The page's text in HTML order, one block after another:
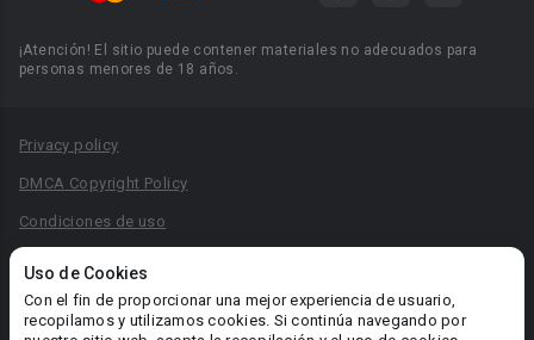
Uso de Cookies
Con el fin de proporcionar una mejor experiencia de usuario,
recopilamos y utilizamos cookies. Si continúa navegando por
¡Atención! El sitio puede contener materiales no adecuados para
personas menores de 18 años.
Privacy policy
DMCA Copyright Policy
Condiciones de uso
Reglas para la publicación de libros
Área RR.PP.: pr@booknet.com